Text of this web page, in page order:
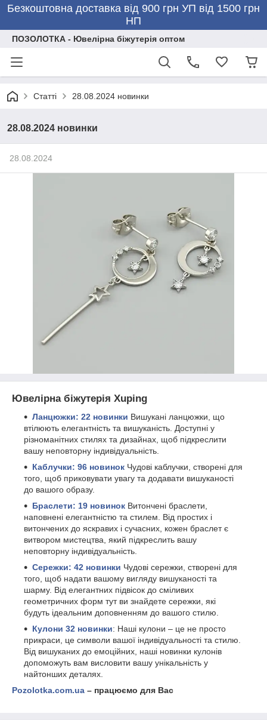
Безкоштовна доставка від 900 грн УП від 1500 грн
НП
ПОЗОЛОТКА - Ювелірна біжутерія оптом
Статті 28.08.2024 новинки
28.08.2024 новинки
28.08.2024
Ювелірна біжутерія Xuping
Ланцюжки: 22 новинки Вишукані ланцюжки, що
втілюють елегантність та вишуканість. Доступні у
різноманітних стилях та дизайнах, щоб підкреслити
вашу неповторну індивідуальність.
Каблучки: 96 новинок Чудові каблучки, створені для
того, щоб приковувати увагу та додавати вишуканості
до вашого образу.
Браслети: 19 новинок Витончені браслети,
наповнені елегантністю та стилем. Від простих і
витончених до яскравих і сучасних, кожен браслет є
витвором мистецтва, який підкреслить вашу
неповторну індивідуальність.
Сережки: 42 новинки Чудові сережки, створені для
того, щоб надати вашому вигляду вишуканості та
шарму. Від елегантних підвісок до сміливих
геометричних форм тут ви знайдете сережки, які
будуть ідеальним доповненням до вашого стилю.
Кулони 32 новинки: Наші кулони – це не просто
прикраси, це символи вашої індивідуальності та стилю.
Від вишуканих до емоційних, наші новинки кулонів
допоможуть вам висловити вашу унікальність у
найтонших деталях.
Pozolotka.com.ua – працюємо для Вас